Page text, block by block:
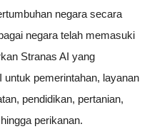
negara secara
negara telah memasuki
Stranas AI yang
untuk pemerintahan, layanan
pendidikan, pertanian,
perikanan.